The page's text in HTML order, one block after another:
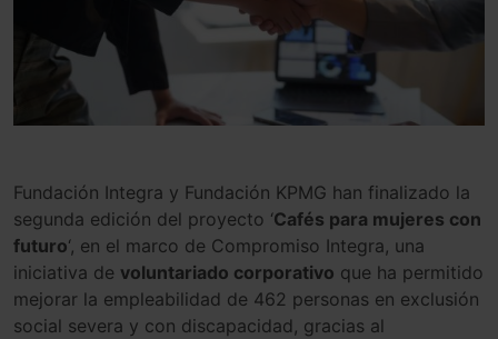
Fundación Integra y Fundación KPMG han finalizado la
segunda edición del proyecto ‘Cafés para mujeres con
futuro‘, en el marco de Compromiso Integra, una
iniciativa de voluntariado corporativo que ha permitido
mejorar la empleabilidad de 462 personas en exclusión
social severa y con discapacidad, gracias al